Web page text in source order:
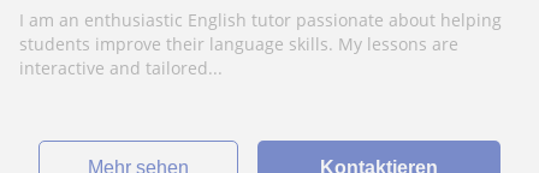
I am an enthusiastic English tutor passionate about helping
students improve their language skills. My lessons are
interactive and tailored...
Mehr sehen Kontaktieren